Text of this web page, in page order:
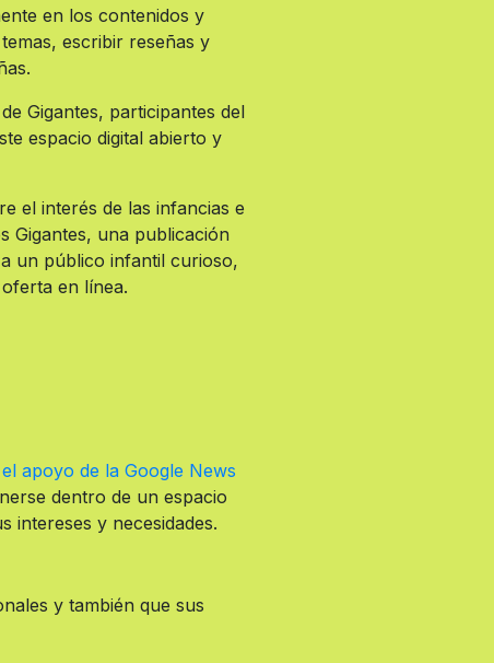
en los contenidos y
escribir reseñas y
Gigantes, participantes del
espacio digital abierto y
el interés de las infancias e
Gigantes, una publicación
un público infantil curioso,
en línea.
apoyo de la Google News
dentro de un espacio
intereses y necesidades.
y también que sus